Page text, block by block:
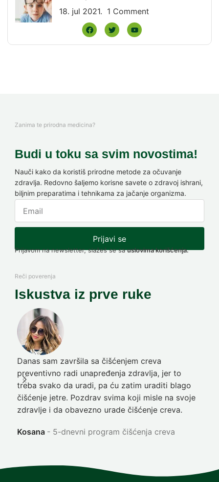
18. jul 2021. 1 Comment
Zanima te prirodna medicina?
Budi u toku sa svim novostima!
Nauči kako da koristiš prirodne metode za očuvanje
zdravlja. Redovno šaljemo korisne savete o zdravoj ishrani,
biljnim preparatima i tehnikama za jačanje organizma.
Prijavi se
Prijavom na newsletter, slažeš se sauslovima korišćenja.
Reči poverenja
Iskustva iz prve ruke
Danas sam završila sa čišćenjem creva
preventivno radi unapređenja zdravlja, jer to
treba svako da uradi, pa ću zatim uraditi blago
čišćenje jetre. Pozdrav svima koji misle na svoje
zdravlje i da obavezno urade čišćenje creva.
Kosana 5-dnevni program čišćenja creva